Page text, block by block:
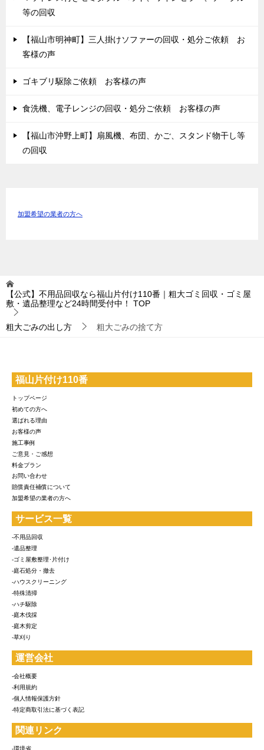
等の回収
【福山市明神町】三人掛けソファーの回収・処分ご依頼 お
客様の声
ゴキブリ駆除ご依頼 お客様の声
食洗機、電子レンジの回収・処分ご依頼 お客様の声
【福山市沖野上町】扇風機、布団、かご、スタンド物干し等
の回収
加盟希望の業者の方へ
【公式】不用品回収なら福山片付け110番｜粗大ゴミ回収・ゴミ屋
敷・遺品整理など24時間受付中！
TOP
粗大ごみの出し方 粗大ごみの捨て方
福山片付け110番
トップページ
初めての方へ
選ばれる理由
お客様の声
施工事例
ご意見・ご感想
料金プラン
お問い合わせ
賠償責任補償について
加盟希望の業者の方へ
サービス一覧
-不用品回収
-遺品整理
-ゴミ屋敷整理･片付け
-庭石処分・撤去
-ハウスクリーニング
-特殊清掃
-ハチ駆除
-庭木伐採
-庭木剪定
-草刈り
運営会社
-会社概要
-利用規約
-個人情報保護方針
-特定商取引法に基づく表記
関連リンク
-環境省